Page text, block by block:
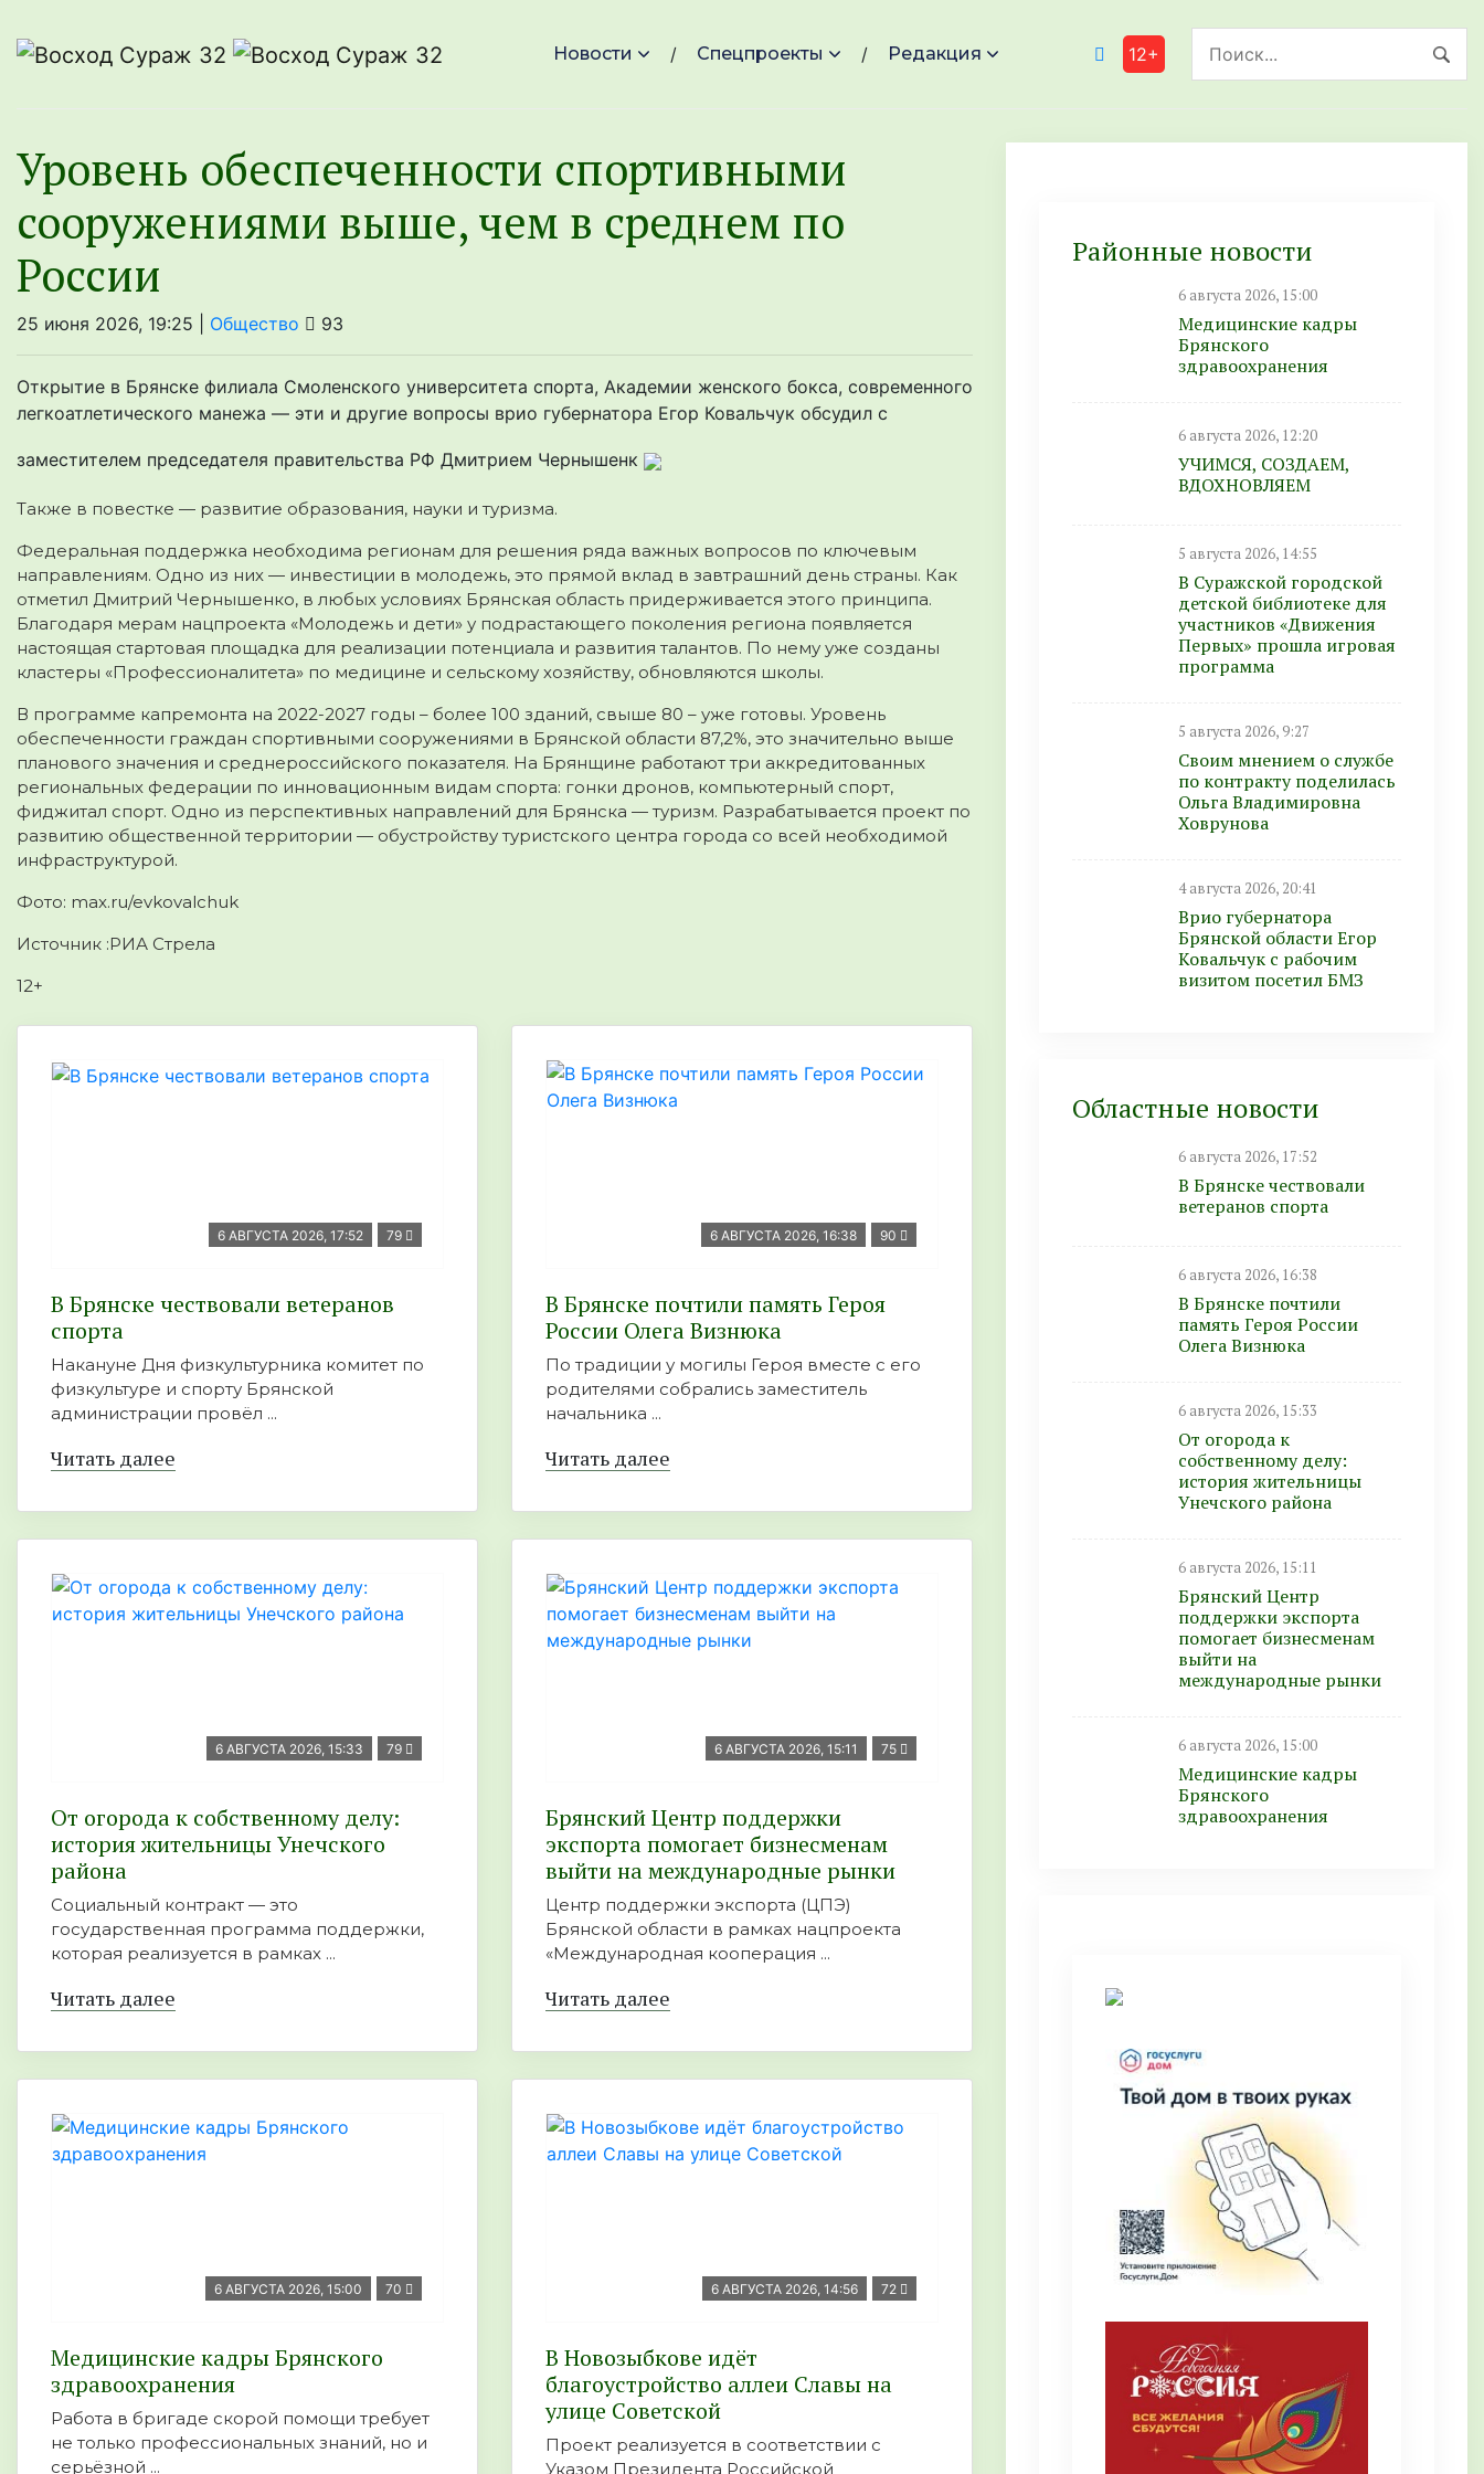
Новости Спецпроекты Редакция 12+
Уровень обеспеченности спортивными
сооружениями выше, чем в среднем по
России
25 июня 2026, 19:25 | Общество 93
Открытие в Брянске филиала Смоленского университета спорта, Академии женского бокса, современного
легкоатлетического манежа — эти и другие вопросы врио губернатора Егор Ковальчук обсудил с
заместителем председателя правительства РФ Дмитрием Чернышенк
Также в повестке — развитие образования, науки и туризма.
Федеральная поддержка необходима регионам для решения ряда важных вопросов по ключевым
направлениям. Одно из них — инвестиции в молодежь, это прямой вклад в завтрашний день страны. Как
отметил Дмитрий Чернышенко, в любых условиях Брянская область придерживается этого принципа.
Благодаря мерам нацпроекта «Молодежь и дети» у подрастающего поколения региона появляется
настоящая стартовая площадка для реализации потенциала и развития талантов. По нему уже созданы
кластеры «Профессионалитета» по медицине и сельскому хозяйству, обновляются школы.
В программе капремонта на 2022-2027 годы – более 100 зданий, свыше 80 – уже готовы. Уровень
обеспеченности граждан спортивными сооружениями в Брянской области 87,2%, это значительно выше
планового значения и среднероссийского показателя. На Брянщине работают три аккредитованных
региональных федерации по инновационным видам спорта: гонки дронов, компьютерный спорт,
фиджитал спорт. Одно из перспективных направлений для Брянска — туризм. Разрабатывается проект по
развитию общественной территории — обустройству туристского центра города со всей необходимой
инфраструктурой.
Фото: max.ru/evkovalchuk
Источник :РИА Стрела
12+
6 АВГУСТА 2026, 17:52 79
В Брянске чествовали ветеранов
спорта
Накануне Дня физкультурника комитет по
физкультуре и спорту Брянской
администрации провёл ...
Читать далее
6 АВГУСТА 2026, 16:38 90
В Брянске почтили память Героя
России Олега Визнюка
По традиции у могилы Героя вместе с его
родителями собрались заместитель
начальника ...
Читать далее
6 АВГУСТА 2026, 15:33 79
От огорода к собственному делу:
история жительницы Унечского
района
Социальный контракт — это
государственная программа поддержки,
которая реализуется в рамках ...
Читать далее
6 АВГУСТА 2026, 15:11 75
Брянский Центр поддержки
экспорта помогает бизнесменам
выйти на международные рынки
Центр поддержки экспорта (ЦПЭ)
Брянской области в рамках нацпроекта
«Международная кооперация ...
Читать далее
6 АВГУСТА 2026, 15:00 70
Медицинские кадры Брянского
здравоохранения
Работа в бригаде скорой помощи требует
не только профессиональных знаний, но и
серьёзной ...
6 АВГУСТА 2026, 14:56 72
В Новозыбкове идёт
благоустройство аллеи Славы на
улице Советской
Проект реализуется в соответствии с
Указом Президента Российской
Районные новости
6 августа 2026, 15:00
Медицинские кадры
Брянского
здравоохранения
6 августа 2026, 12:20
УЧИМСЯ, СОЗДАЕМ,
ВДОХНОВЛЯЕМ
5 августа 2026, 14:55
В Суражской городской
детской библиотеке для
участников «Движения
Первых» прошла игровая
программа
5 августа 2026, 9:27
Своим мнением о службе
по контракту поделилась
Ольга Владимировна
Ховрунова
4 августа 2026, 20:41
Врио губернатора
Брянской области Егор
Ковальчук с рабочим
визитом посетил БМЗ
Областные новости
6 августа 2026, 17:52
В Брянске чествовали
ветеранов спорта
6 августа 2026, 16:38
В Брянске почтили
память Героя России
Олега Визнюка
6 августа 2026, 15:33
От огорода к
собственному делу:
история жительницы
Унечского района
6 августа 2026, 15:11
Брянский Центр
поддержки экспорта
помогает бизнесменам
выйти на
международные рынки
6 августа 2026, 15:00
Медицинские кадры
Брянского
здравоохранения